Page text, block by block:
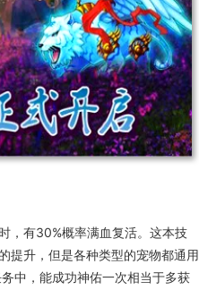
，有30%概率满血复活。这本技
提升，但是各种类型的宠物都通用
中，能成功神佑一次相当于多获